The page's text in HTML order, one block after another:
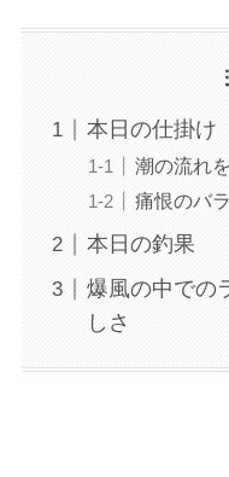
本日の仕掛け
潮の流れ
痛恨のバ
本日の釣果
爆風の中での
しさ